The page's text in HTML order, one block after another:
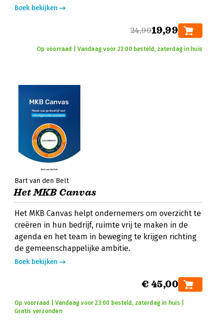
Boek bekijken
24,9919,99
Op voorraad | Vandaag voor 23:00 besteld, zaterdag in huis
Bart van den Belt
Het MKB Canvas
Het MKB Canvas helpt ondernemers om overzicht te
creëren in hun bedrijf, ruimte vrij te maken in de
agenda en het team in beweging te krijgen richting
de gemeenschappelijke ambitie.
Boek bekijken
€ 45,00
Op voorraad | Vandaag voor 23:00 besteld, zaterdag in huis |
Gratis verzonden